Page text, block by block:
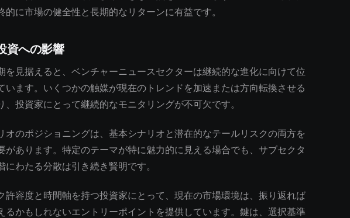
的に市場の健全性と長期的なリターンに有益です。
資への影響
を見据えると、ベンチャーニュースセクターは継続的な進化に向けて位
います。いくつかの触媒が現在のトレンドを加速または方向転換させる
、投資家にとって継続的なモニタリングが不可欠です。
オのポジショニングは、基本シナリオと潜在的なテールリスクの両方を
があります。特定のテーマが特に魅力的に見える場合でも、サブセクタ
にわたる分散は引き続き賢明です。
許容度と時間軸を持つ投資家にとって、現在の市場環境は、振り返れば
るかもしれないエントリーポイントを提供しています。鍵は、選択基準